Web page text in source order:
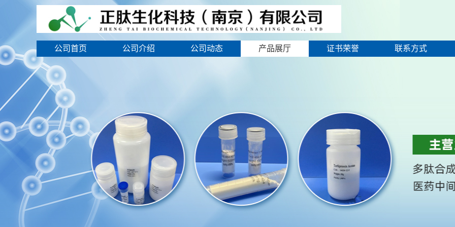
公司首页 公司介绍 公司动态 产品展厅 证书荣誉 联系方式